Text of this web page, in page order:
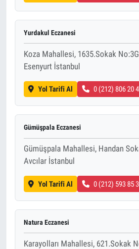
Yurdakul Eczanesi
Koza Mahallesi, 1635.Sokak
Esenyurt İstanbul
Yol Tarifi Al 0 (212) 806 20
Gümüşpala Eczanesi
Gümüşpala Mahallesi, Handan
Avcılar İstanbul
Yol Tarifi Al 0 (212) 593 85
Natura Eczanesi
Karayolları Mahallesi, 621.Sokak